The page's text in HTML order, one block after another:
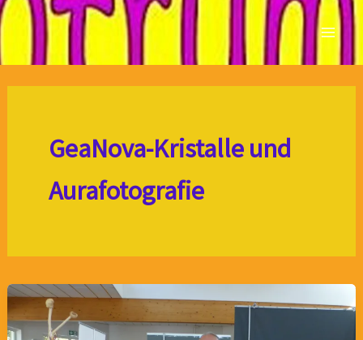
Zum
Inhalt
springen
GeaNova-Kristalle und
Aurafotografie